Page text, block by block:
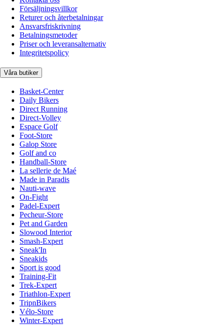
Försäljningsvillkor
Returer och återbetalningar
Ansvarsfriskrivning
Betalningsmetoder
Priser och leveransalternativ
Integritetspolicy
Våra butiker
Basket-Center
Daily Bikers
Direct Running
Direct-Volley
Espace Golf
Foot-Store
Galop Store
Golf and co
Handball-Store
La sellerie de Maé
Made in Paradis
Nauti-wave
On-Fight
Padel-Expert
Pecheur-Store
Pet and Garden
Slowood Interior
Smash-Expert
Sneak'In
Sneakids
Sport is good
Training-Fit
Trek-Expert
Triathlon-Expert
TripnBikers
Vélo-Store
Winter-Expert